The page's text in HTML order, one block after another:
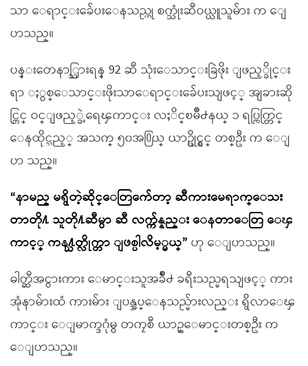
သာ ေရာင္းခ်ေပးေနသည္ဟု စက္သုံးဆီဝယ္ယူသူမ်ား က ေျ
ပာသည္။
ပန္းတေနာ္သြားရန္ 92 ဆီ သုံးေသာင္းခြဲဖိုး ျဖည့္ခိုင္း
ရာ ႏွစ္ေသာင္းဖိုးသာေရာင္းခ်ေပးသျဖင့္ အျခားဆို
င္တြင္ ဝင္ျဖည့္ခဲ့ရေၾကာင္း လႈိင္ၿမိဳ႕နယ္ ၁ ရပ္ကြက္တြင္
ေနထိုင္သည့္ အသက္ ၅၀အ႐ြယ္ ယာဥ္ပိုင္ရွင္ တစ္ဦး က ေျ
ပာ သည္။
“နာမည္ မရွိတဲ့ဆိုင္ေတြက်ေတာ့ ဆီကားမေရာက္ေသး
တာတို႔ သူတို႔ဆီမွာ ဆီ လက္က်န္နည္း ေနတာေတြ ေၾ
ကာင့္ ကန႔္သတ္လိုက္တာ ျဖစ္ပါလိမ့္မယ္” ဟု ေျပာသည္။
ဓါတ္ဆီအငွားကား ေမာင္းသူအခ်ိဳ႕ ခရီးသည္မရသျဖင့္ ကား
အုံနာမ်ားထံ ကားမ်ား ျပန္အပ္ေနသည္မ်ားလည္း ရွိလာေၾ
ကာင္း ေျမာက္ဒဂုံမွ တကၠစီ ယာဥ္ေမာင္းတစ္ဦး က
ေျပာသည္။